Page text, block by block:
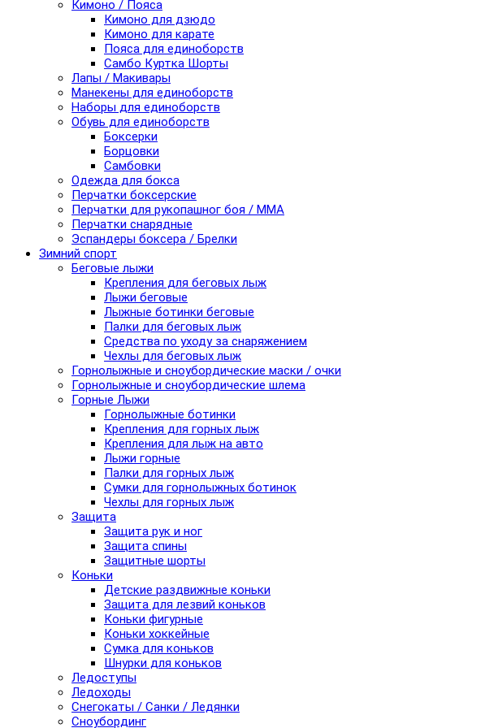
Кимоно / Пояса
Кимоно для дзюдо
Кимоно для карате
Пояса для единоборств
Самбо Куртка Шорты
Лапы / Макивары
Манекены для единоборств
Наборы для единоборств
Обувь для единоборств
Боксерки
Борцовки
Самбовки
Одежда для бокса
Перчатки боксерские
Перчатки для рукопашног боя / ММА
Перчатки снарядные
Эспандеры боксера / Брелки
Зимний спорт
Беговые лыжи
Крепления для беговых лыж
Лыжи беговые
Лыжные ботинки беговые
Палки для беговых лыж
Средства по уходу за снаряжением
Чехлы для беговых лыж
Горнолыжные и сноубордические маски / очки
Горнолыжные и сноубордические шлема
Горные Лыжи
Горнолыжные ботинки
Крепления для горных лыж
Крепления для лыж на авто
Лыжи горные
Палки для горных лыж
Сумки для горнолыжных ботинок
Чехлы для горных лыж
Защита
Защита рук и ног
Защита спины
Защитные шорты
Коньки
Детские раздвижные коньки
Защита для лезвий коньков
Коньки фигурные
Коньки хоккейные
Сумка для коньков
Шнурки для коньков
Ледоступы
Ледоходы
Снегокаты / Санки / Ледянки
Сноубординг